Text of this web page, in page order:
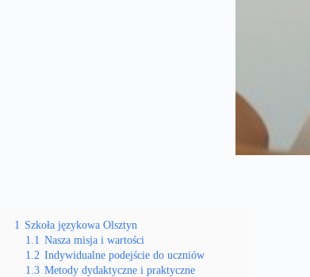
1 Szkoła językowa Olsztyn
1.1 Nasza misja i wartości
1.2 Indywidualne podejście do uczniów
1.3 Metody dydaktyczne i praktyczne